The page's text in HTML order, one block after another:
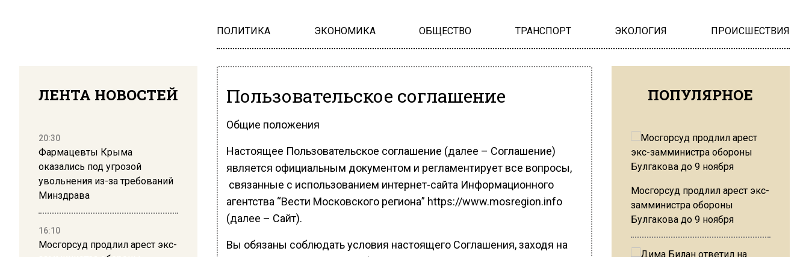
ПОЛИТИКА ЭКОНОМИКА ОБЩЕСТВО ТРАНСПОРТ ЭКОЛОГИЯ ПРОИСШЕСТВИЯ
ЛЕНТА НОВОСТЕЙ
20:30
Фармацевты Крыма
оказались под угрозой
увольнения из-за требований
Минздрава
16:10
Мосгорсуд продлил арест экс-
Пользовательское соглашение
Общие положения
Настоящее Пользовательское соглашение (далее – Соглашение)
является официальным документом и регламентирует все вопросы,
связанные с использованием интернет-сайта Информационного
агентства “Вести Московского региона” https://www.mosregion.info
(далее – Сайт).
Вы обязаны соблюдать условия настоящего Соглашения, заходя на
ПОПУЛЯРНОЕ
Мосгорсуд продлил арест экс-
замминистра обороны
Булгакова до 9 ноября